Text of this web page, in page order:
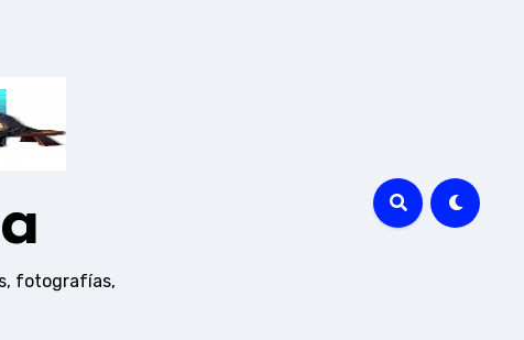
fotografías,